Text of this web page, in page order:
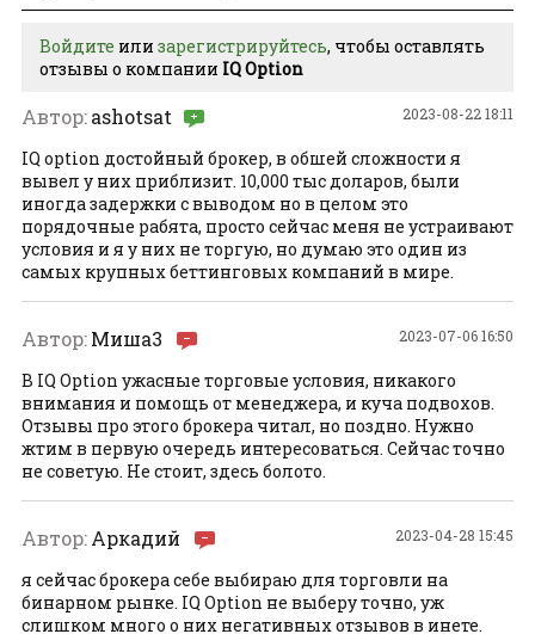
Войдите или зарегистрируйтесь, чтобы оставлять
отзывы о компании IQ Option
2023-08-22 18:11
Автор:ashotsat
IQ option достойный брокер, в обшей сложности я
вывел у них приблизит. 10,000 тыс доларов, были
иногда задержки с выводом но в целом это
порядочные рабята, просто сейчас меня не устраивают
условия и я у них не торгую, но думаю это один из
самых крупных беттинговых компаний в мире.
2023-07-06 16:50
Автор:Миша3
В IQ Option ужасные торговые условия, никакого
внимания и помощь от менеджера, и куча подвохов.
Отзывы про этого брокера читал, но поздно. Нужно
жтим в первую очередь интересоваться. Сейчас точно
не советую. Не стоит, здесь болото.
2023-04-28 15:45
Автор:Аркадий
я сейчас брокера себе выбираю для торговли на
бинарном рынке. IQ Option не выберу точно, уж
слишком много о них негативных отзывов в инете.